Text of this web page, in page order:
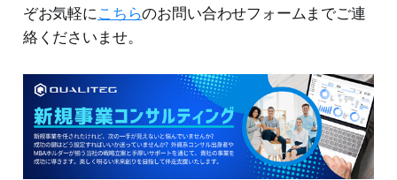
ぞお気軽にこちらのお問い合わせフォームまでご連
絡くださいませ。